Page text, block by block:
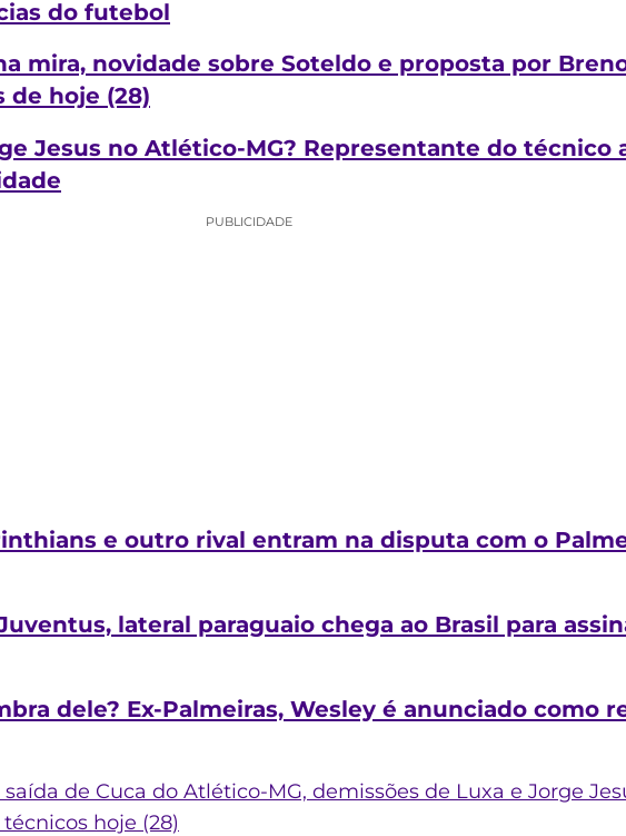
do futebol
mira, novidade sobre Soteldo e proposta por
de hoje (28)
Jesus no Atlético-MG? Representante do técnico
PUBLICIDADE
e outro rival entram na disputa com o
lateral paraguaio chega ao Brasil para
dele? Ex-Palmeiras, Wesley é anunciado como
de Cuca do Atlético-MG, demissões de Luxa e Jorge
hoje (28)